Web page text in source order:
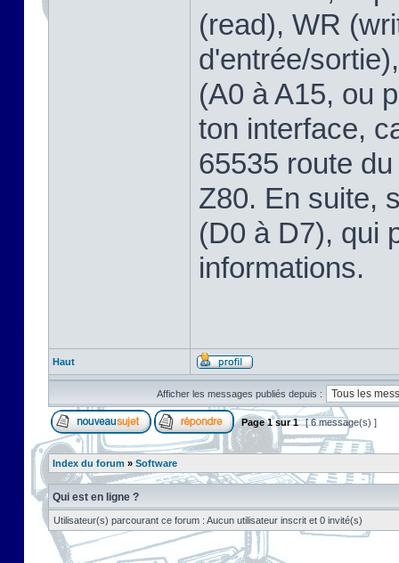
(read), WR
d'entrée/
(A0 à A15, ou
ton interface,
65535 route
Z80. En suite,
(D0 à D7), qui
informations.
Haut
Afficher les messages publiés depuis :
Page1sur1 [ 6 message(s) ]
Index du forum » Software
Qui est en ligne ?
Utilisateur(s) parcourant ce forum : Aucun utilisateur inscrit et 0 invité(s)